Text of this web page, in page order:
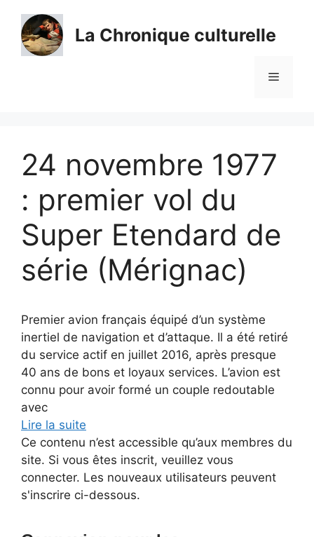
contenu
La Chronique culturelle
Menu
24 novembre 1977
: premier vol du
Super Etendard de
série (Mérignac)
Premier avion français équipé d’un système
inertiel de navigation et d’attaque. Il a été retiré
du service actif en juillet 2016, après presque
40 ans de bons et loyaux services. L’avion est
connu pour avoir formé un couple redoutable
avec
Lire la suite
Ce contenu n’est accessible qu’aux membres du
site. Si vous êtes inscrit, veuillez vous
connecter. Les nouveaux utilisateurs peuvent
s'inscrire ci-dessous.